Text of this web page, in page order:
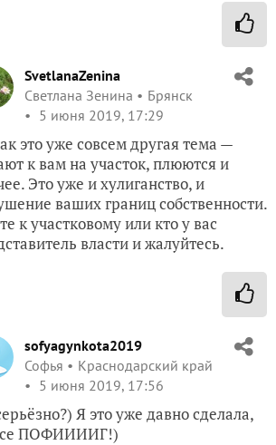
SvetlanaZenina
Светлана Зенина
Брянск
5 июня 2019, 17:29
это уже совсем другая тема —
к вам на участок, плюются и
Это уже и хулиганство, и
ваших границ собственности.
к участковому или кто у вас
власти и жалуйтесь.
sofyagynkota2019
Софья
Краснодарский край
5 июня 2019, 17:56
Я это уже давно сделала,
ПОФИИИИГ!)